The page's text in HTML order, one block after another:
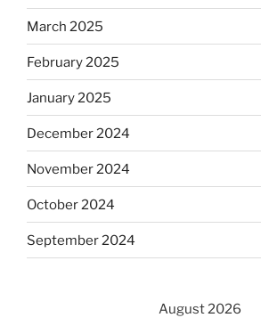
March 2025
February 2025
January 2025
December 2024
November 2024
October 2024
September 2024
August 2026